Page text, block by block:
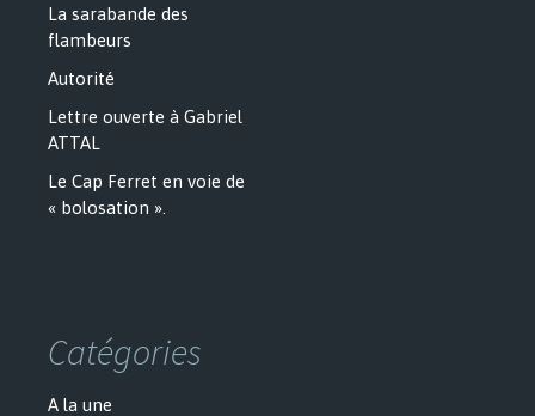
La sarabande des
flambeurs
Autorité
Lettre ouverte à Gabriel
ATTAL
Le Cap Ferret en voie de
« bolosation ».
Catégories
A la une